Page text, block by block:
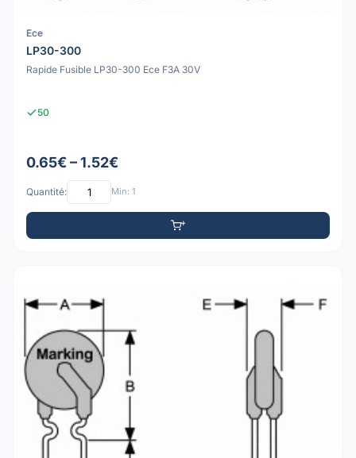
Ece
LP30-300
Rapide Fusible LP30-300 Ece F3A 30V
50
0.65€ – 1.52€
Quantité: Min: 1